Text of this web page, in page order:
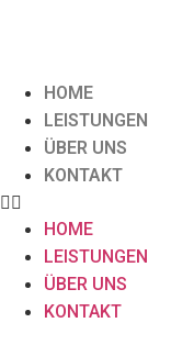
HOME
LEISTUNGEN
ÜBER UNS
KONTAKT
HOME
LEISTUNGEN
ÜBER UNS
KONTAKT